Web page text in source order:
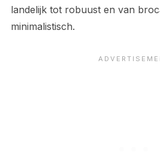
landelijk tot robuust en van
minimalistisch.